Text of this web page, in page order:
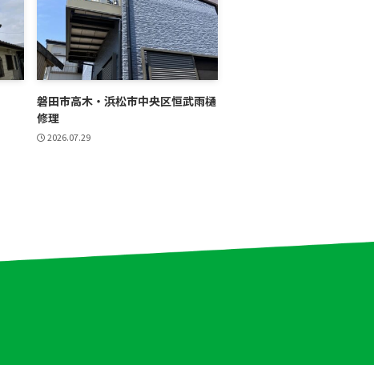
磐田市高木・浜松市中央区恒武雨樋
修理
2026.07.29